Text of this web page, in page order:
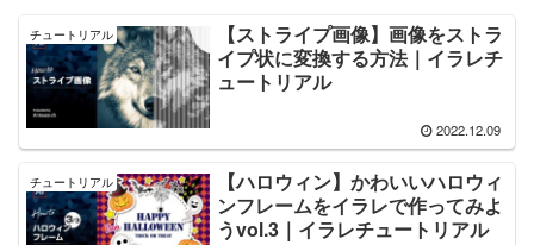
チュートリアル
【ストライプ画像】画像をストラ
イプ状に変換する方法｜イラレチ
ュートリアル
2022.12.09
チュートリアル
【ハロウィン】かわいいハロウィ
ンフレームをイラレで作ってみよ
うvol.3｜イラレチュートリアル